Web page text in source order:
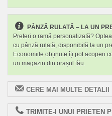
PÂNZĂ RULATĂ – LA UN
Preferi o ramă personalizată?
cu pânză rulată, disponibilă la un
Economiile obținute îți pot acoperi
un magazin din orașul tău.
CERE MAI MULTE DETALII
TRIMITE-I UNUI PRIETEN